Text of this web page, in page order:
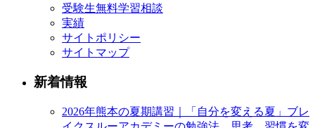
受験生無料学習相談
実績
サイトポリシー
サイトマップ
新着情報
2026年熊本の夏期講習｜「自分を変える夏」ブレ